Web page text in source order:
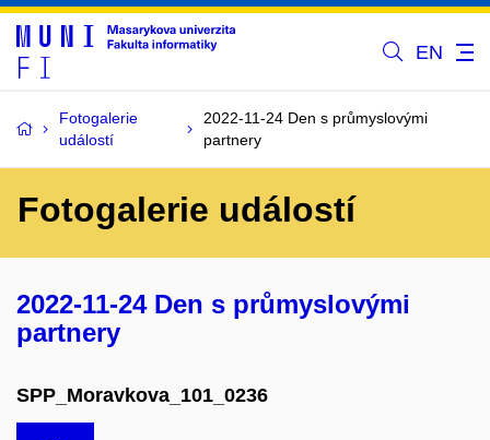
EN
Fotogalerie
událostí
2022-11-24 Den s průmyslovými
partnery
Fotogalerie událostí
2022-11-24 Den s průmyslovými
partnery
SPP_Moravkova_101_0236